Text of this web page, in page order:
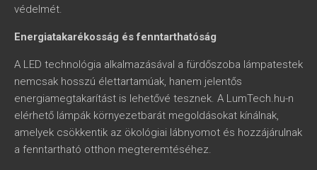
védelmét.
Energiatakarékosság és fenntarthatóság
A LED technológia alkalmazásával a fürdőszoba lámpatestek
nemcsak hosszú élettartamúak, hanem jelentős
energiamegtakarítást is lehetővé tesznek. A LumTech.hu-n
elérhető lámpák környezetbarát megoldásokat kínálnak,
amelyek csökkentik az ökológiai lábnyomot és hozzájárulnak
a fenntartható otthon megteremtéséhez.